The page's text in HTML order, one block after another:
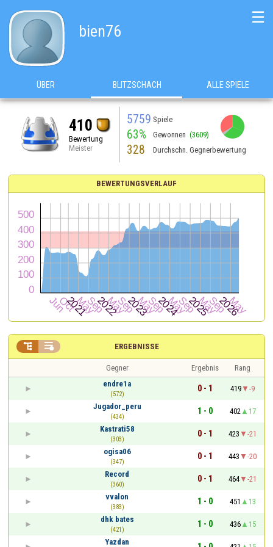
bien76
☰
ÜBER BLITZSCHACH ALLE SPIELE
410
Bewertung
Meister
5759 Spiele
63% Gewonnen (3609)
328 Durchschn. Gegnerbewertung
BEWERTUNGSVERLAUF
ERGEBNISSE
 
Gegner Ergebnis
Rang
endre1a
(572)
0 - 1 419
-9
Jugador_peru
(434)
1 - 0 402
17
Kastrati58
(303)
0 - 1 423
-21
ogisa06
(347)
0 - 1 443
-20
Record
(360)
0 - 1 464
-21
vvalon
(383)
1 - 0 451
13
dhk bates
(421)
1 - 0 436
15
Yazdan